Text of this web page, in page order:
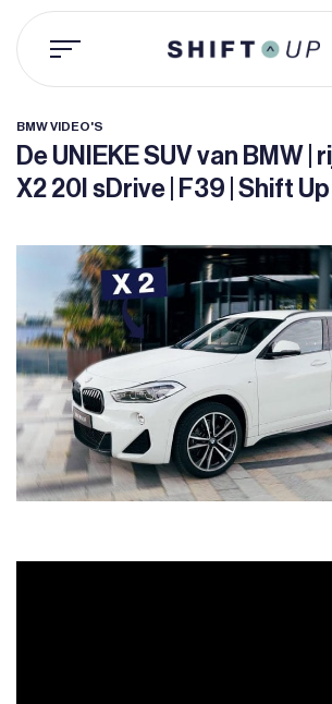
inhoud
BMW VIDEO'S
De UNIEKE SUV van BMW |
X2 20I sDrive | F39 | Shift Up